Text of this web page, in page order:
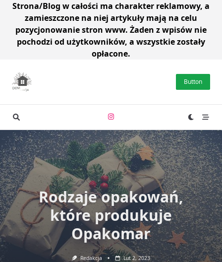
Strona/Blog w całości ma charakter reklamowy, a
zamieszczone na niej artykuły mają na celu
pozycjonowanie stron www. Żaden z wpisów nie
pochodzi od użytkowników, a wszystkie zostały
opłacone.
content
Button
Rodzaje opakowań,
które produkuje
Opakomar
Redakcja Lut 2, 2023